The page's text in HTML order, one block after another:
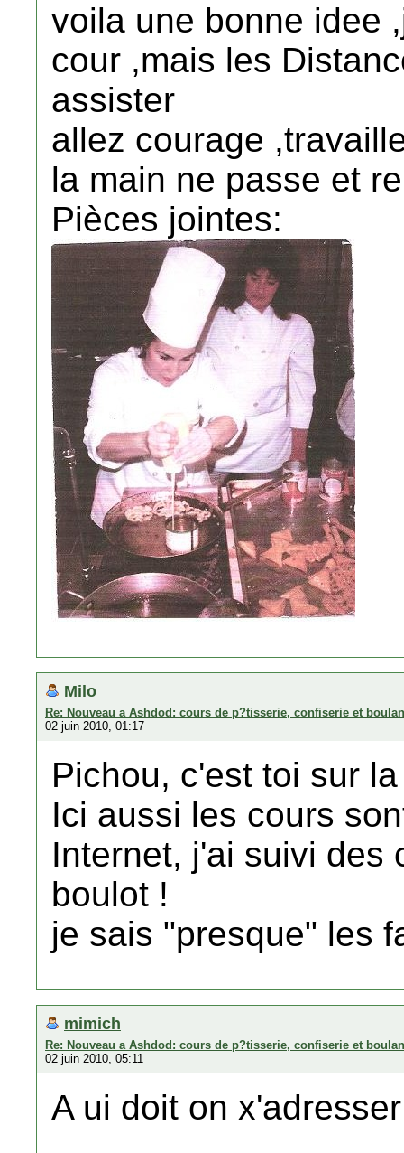
voila une bonne idee
cour ,mais les
assister
allez courage
la main ne passe et
Pièces jointes:
Milo
Re: Nouveau a Ashdod: cours de p?tisserie, confiserie et
02 juin 2010, 01:17
Pichou, c'est toi sur
Ici aussi les cours
Internet, j'ai suivi des
boulot !
je sais "presque" les
mimich
Re: Nouveau a Ashdod: cours de p?tisserie, confiserie et
02 juin 2010, 05:11
A ui doit on